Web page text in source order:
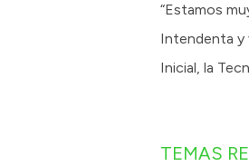
“Estamos
Intendenta y
Inicial, la
TEMAS